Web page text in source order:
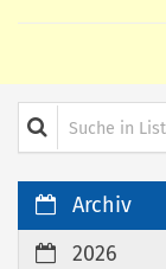
Suche in Liste
Archiv
2026